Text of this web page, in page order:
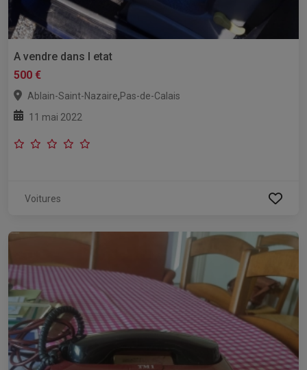
A vendre dans l etat
500 €
Ablain-Saint-Nazaire,Pas-de-Calais
11 mai 2022
Voitures